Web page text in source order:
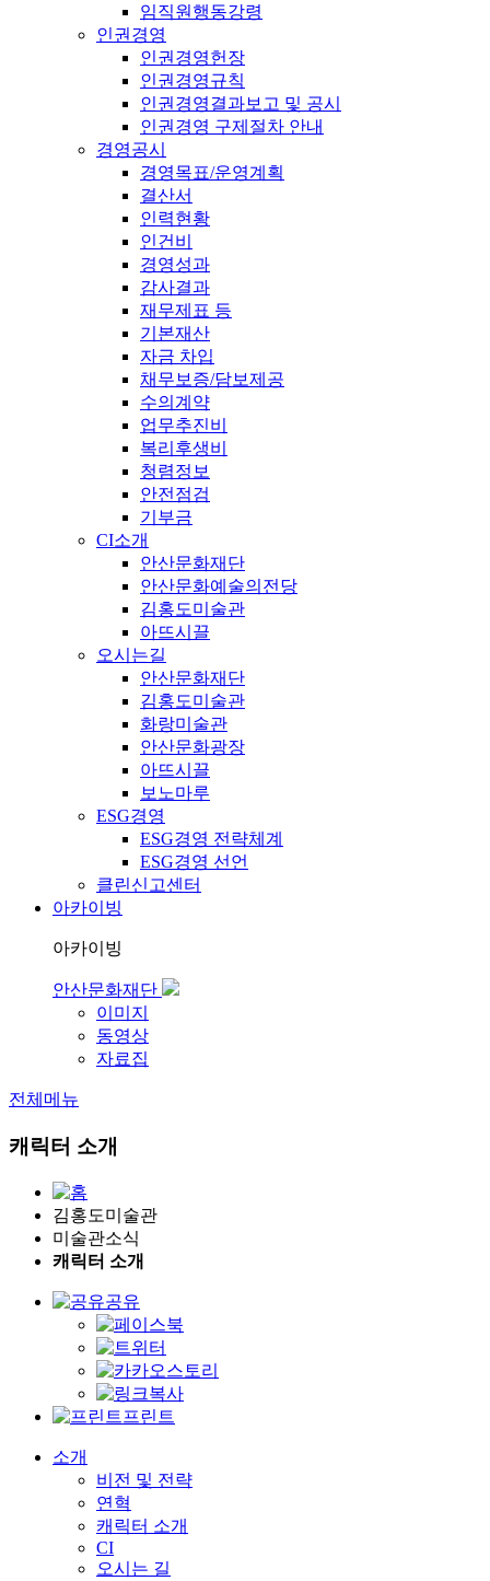
임직원행동강령
인권경영
인권경영헌장
인권경영규칙
인권경영결과보고 및 공시
인권경영 구제절차 안내
경영공시
경영목표/운영계획
결산서
인력현황
인건비
경영성과
감사결과
재무제표 등
기본재산
자금 차입
채무보증/담보제공
수의계약
업무추진비
복리후생비
청렴정보
안전점검
기부금
CI소개
안산문화재단
안산문화예술의전당
김홍도미술관
아뜨시끌
오시는길
안산문화재단
김홍도미술관
화랑미술관
안산문화광장
아뜨시끌
보노마루
ESG경영
ESG경영 전략체계
ESG경영 선언
클린신고센터
아카이빙
아카이빙
안산문화재단
이미지
동영상
자료집
전체메뉴
캐릭터 소개
김홍도미술관
미술관소식
캐릭터 소개
공유
프린트
소개
비전 및 전략
연혁
캐릭터 소개
CI
오시는 길